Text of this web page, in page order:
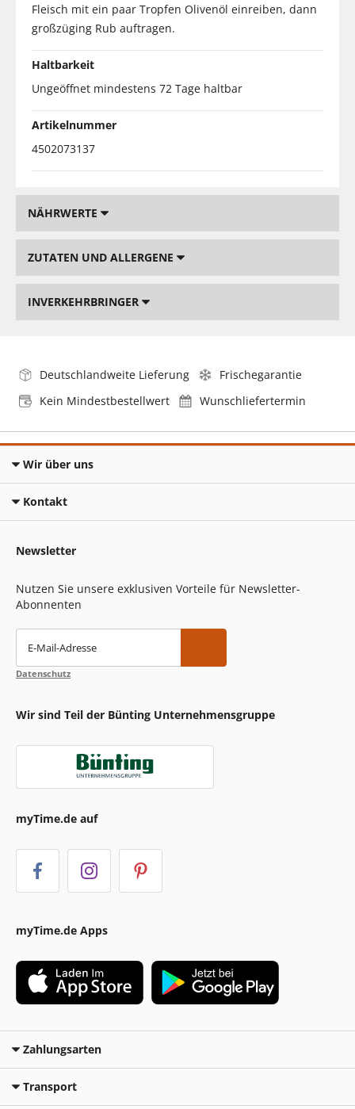
Fleisch mit ein paar Tropfen Olivenöl einreiben, dann
großzüging Rub auftragen.
Haltbarkeit
Ungeöffnet mindestens 72 Tage haltbar
Artikelnummer
4502073137
NÄHRWERTE
ZUTATEN UND ALLERGENE
INVERKEHRBRINGER
Deutschlandweite Lieferung
Frischegarantie
Kein Mindestbestellwert
Wunschliefertermin
Wir über uns
Kontakt
Newsletter
Nutzen Sie unsere exklusiven Vorteile für Newsletter-
Abonnenten
E-Mail-Adresse
Datenschutz
Wir sind Teil der Bünting Unternehmensgruppe
myTime.de auf
myTime.de Apps
Zahlungsarten
Transport